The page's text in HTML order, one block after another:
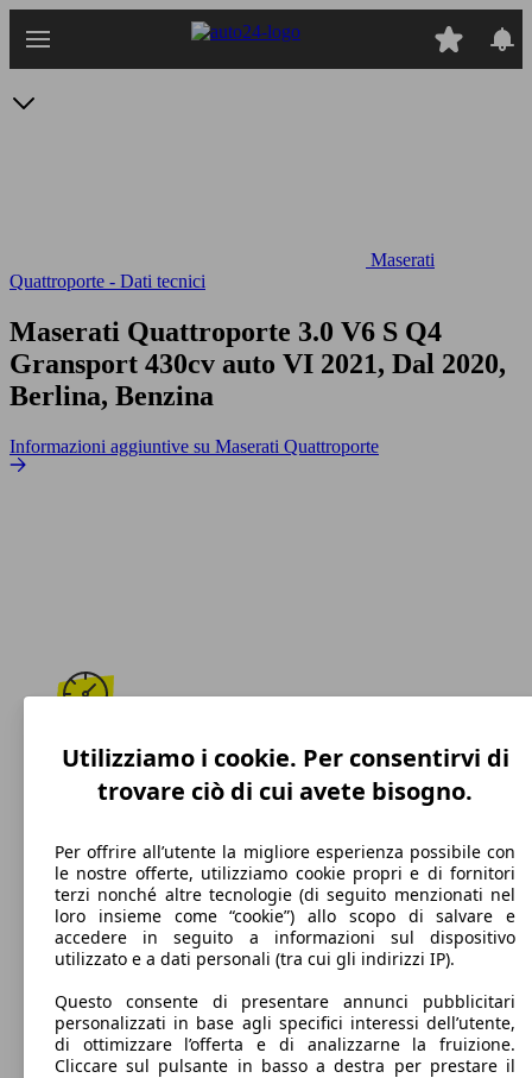
Maserati
Quattroporte - Dati tecnici
Maserati Quattroporte 3.0 V6 S Q4
Gransport 430cv auto VI 2021, Dal 2020,
Berlina, Benzina
Informazioni aggiuntive su Maserati Quattroporte
288 km/h
Velocità massima
Benzina
Carburante
253 g/km
Utilizziamo i cookie. Per consentirvi di
trovare ciò di cui avete bisogno.
Per offrire all’utente la migliore esperienza possibile con
le nostre offerte, utilizziamo cookie propri e di fornitori
terzi nonché altre tecnologie (di seguito menzionati nel
loro insieme come “cookie”) allo scopo di salvare e
accedere in seguito a informazioni sul dispositivo
utilizzato e a dati personali (tra cui gli indirizzi IP).
Questo consente di presentare annunci pubblicitari
personalizzati in base agli specifici interessi dell’utente,
di ottimizzare l’offerta e di analizzarne la fruizione.
Cliccare sul pulsante in basso a destra per prestare il